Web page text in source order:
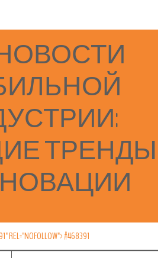
ТРЕНДЫ
REL="NOFOLLOW">#468391